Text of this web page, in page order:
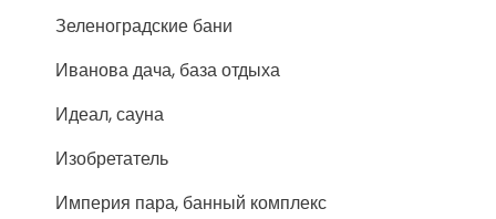
Зеленоградские бани
Иванова дача, база отдыха
Идеал, сауна
Изобретатель
Империя пара, банный комплекс